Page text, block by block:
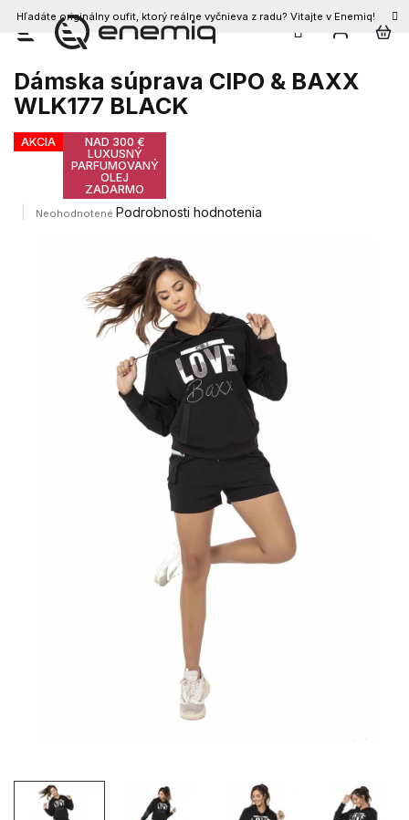
Prejsť
obsah
Hľadáte originálny oufit, ktorý reálne vyčnieva z radu? Vitajte v Enemiq!
Dámska súprava CIPO & BAXX
WLK177 BLACK
AKCIA
NAD 300 €
LUXUSNÝ
PARFUMOVANÝ
OLEJ
ZADARMO
Priemerné
hviezdičiek.
Neohodnotené Podrobnosti hodnotenia